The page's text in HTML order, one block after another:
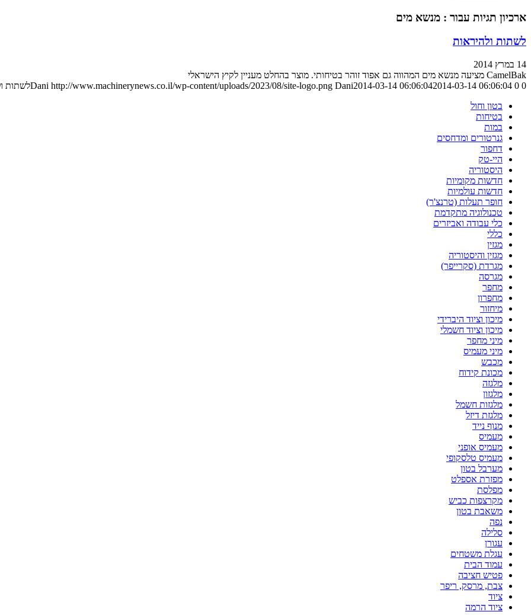
ארכיון תגיות עבור : מנשא מים
לשתות ולהיראות
14 במרץ 2014
CamelBak מציעה מנשא מים המהווה גם אפוד זוהר בטיחותי. מוצר בהחלט מעניין לקיץ הישראלי
0
0
Dani http://www.machinerynews.co.il/wp-content/uploads/2023/08/site-logo.png Dani2014-03-14 06:06:042014-03-14 06:06:04
לשתות
בטון וחול
בטיחות
במות
גנרטורים ומדחסים
דחפור
היי-טק
היסטוריה
חדשות מקומיות
חדשות עולמיות
חופר תעלות (טרנצ'ר)
טכנולוגיה מתקדמת
כלי עבודה ואביזרים
כללי
מגזין
מגזין והיסטוריה
מגרדת (סקרייפר)
מגרסה
מחפר
מחפרון
מיחזור
מיכון וציוד היברידי
מיכון וציוד חשמלי
מיני מחפר
מיני מעמיס
מכבש
מכונת קידוח
מלגזה
מלגזון
מלגזות חשמל
מלגזת דיזל
מנוף נייד
מעמיס
מעמיס אופני
מעמיס טלסקופי
מערבל בטון
מפזרת אספלט
מפלסת
מקרצפות כביש
משאבת בטון
נפה
סלילה
עגורן
עגלת משטחים
עמוד הבית
פטיש חציבה
צבת, מרסק, ריפר
ציוד
ציוד הרמה